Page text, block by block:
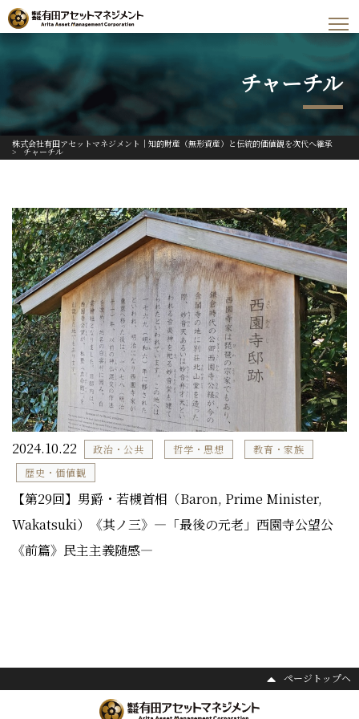
チャーチル
株式会社有田アセットマネジメント｜知的財産（無形資産）と伝統的価値観を次代へ継承
> チャーチル
2024.10.22 政治・公共 哲学・思想
教育・家族
歴史・価値観
【第29回】男爵・若槻首相（Baron, Prime Minister,
Wakatsuki）《其ノ三》―「最後の元老」西園寺公望公
《前篇》民主主義随感―
ページトップヘ